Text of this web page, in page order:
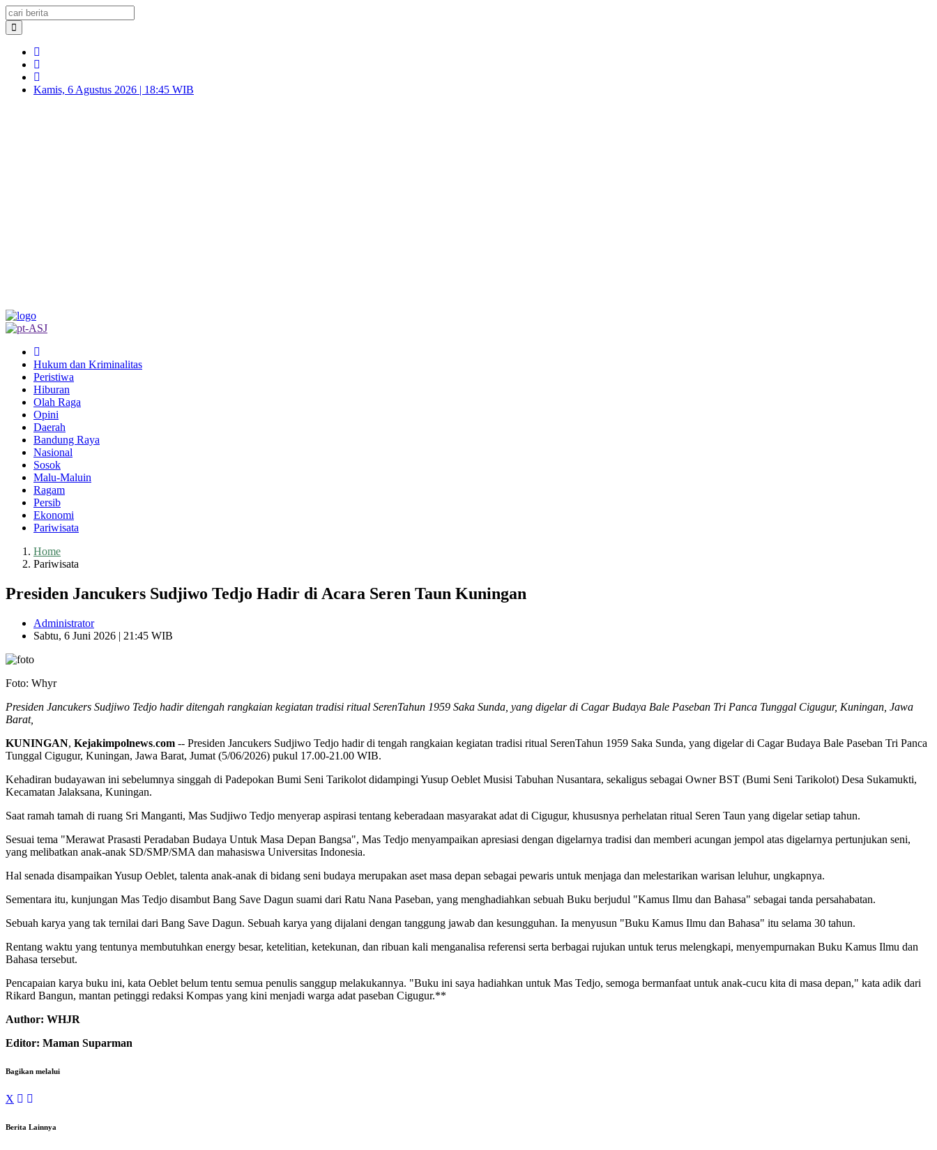
Kamis, 6 Agustus 2026 | 18:45 WIB
Hukum dan Kriminalitas
Peristiwa
Hiburan
Olah Raga
Opini
Daerah
Bandung Raya
Nasional
Sosok
Malu-Maluin
Ragam
Persib
Ekonomi
Pariwisata
Home
Pariwisata
Presiden Jancukers Sudjiwo Tedjo Hadir di Acara Seren Taun Kuningan
Administrator
Sabtu, 6 Juni 2026 | 21:45 WIB
Foto: Whyr
Presiden Jancukers Sudjiwo Tedjo hadir ditengah rangkaian kegiatan tradisi ritual SerenTahun 1959 Saka Sunda, yang digelar di Cagar Budaya Bale Paseban Tri Panca Tunggal Cigugur, Kuningan, Jawa
Barat,
KUNINGAN, Kejakimpolnews.com -- Presiden Jancukers Sudjiwo Tedjo hadir di tengah rangkaian kegiatan tradisi ritual SerenTahun 1959 Saka Sunda, yang digelar di Cagar Budaya Bale Paseban Tri Panca
Tunggal Cigugur, Kuningan, Jawa Barat, Jumat (5/06/2026) pukul 17.00-21.00 WIB.
Kehadiran budayawan ini sebelumnya singgah di Padepokan Bumi Seni Tarikolot didampingi Yusup Oeblet Musisi Tabuhan Nusantara, sekaligus sebagai Owner BST (Bumi Seni Tarikolot) Desa Sukamukti,
Kecamatan Jalaksana, Kuningan.
Saat ramah tamah di ruang Sri Manganti, Mas Sudjiwo Tedjo menyerap aspirasi tentang keberadaan masyarakat adat di Cigugur, khususnya perhelatan ritual Seren Taun yang digelar setiap tahun.
Sesuai tema "Merawat Prasasti Peradaban Budaya Untuk Masa Depan Bangsa", Mas Tedjo menyampaikan apresiasi dengan digelarnya tradisi dan memberi acungan jempol atas digelarnya pertunjukan seni,
yang melibatkan anak-anak SD/SMP/SMA dan mahasiswa Universitas Indonesia.
Hal senada disampaikan Yusup Oeblet, talenta anak-anak di bidang seni budaya merupakan aset masa depan sebagai pewaris untuk menjaga dan melestarikan warisan leluhur, ungkapnya.
Sementara itu, kunjungan Mas Tedjo disambut Bang Save Dagun suami dari Ratu Nana Paseban, yang menghadiahkan sebuah Buku berjudul "Kamus Ilmu dan Bahasa" sebagai tanda persahabatan.
Sebuah karya yang tak ternilai dari Bang Save Dagun. Sebuah karya yang dijalani dengan tanggung jawab dan kesungguhan. Ia menyusun "Buku Kamus Ilmu dan Bahasa" itu selama 30 tahun.
Rentang waktu yang tentunya membutuhkan energy besar, ketelitian, ketekunan, dan ribuan kali menganalisa referensi serta berbagai rujukan untuk terus melengkapi, menyempurnakan Buku Kamus Ilmu dan
Bahasa tersebut.
Pencapaian karya buku ini, kata Oeblet belum tentu semua penulis sanggup melakukannya. "Buku ini saya hadiahkan untuk Mas Tedjo, semoga bermanfaat untuk anak-cucu kita di masa depan," kata adik dari
Rikard Bangun, mantan petinggi redaksi Kompas yang kini menjadi warga adat paseban Cigugur.**
Author: WHJR
Editor: Maman Suparman
Bagikan melalui
X
Berita Lainnya